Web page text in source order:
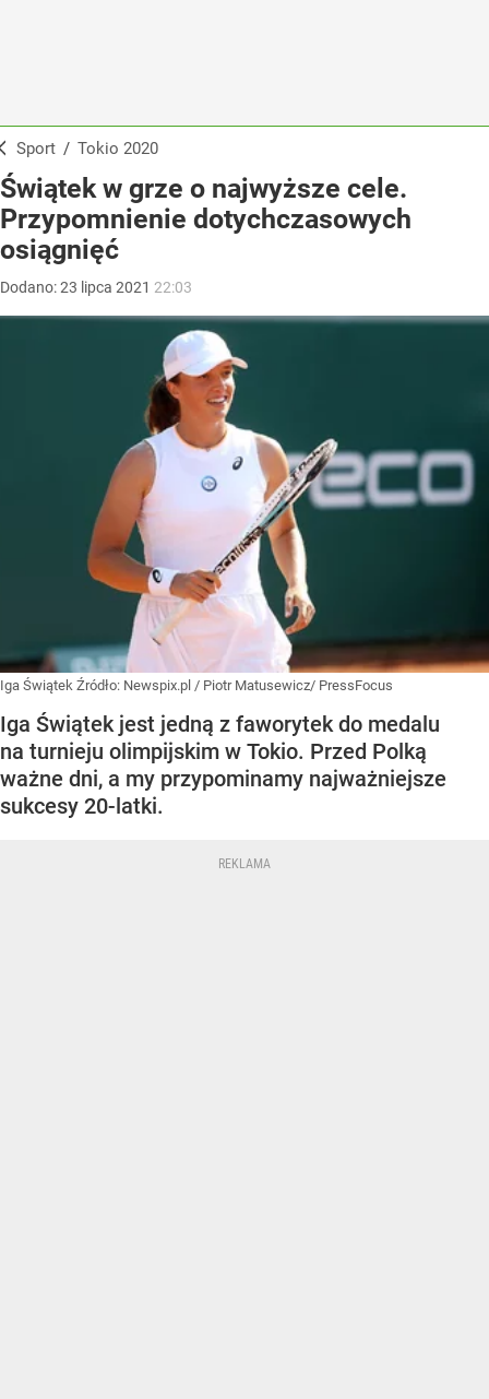
Sport / Tokio 2020
Świątek w grze o najwyższe cele.
Przypomnienie dotychczasowych
osiągnięć
Dodano:23 lipca 2021 22:03
Iga Świątek Źródło: Newspix.pl / Piotr Matusewicz/ PressFocus
Iga Świątek jest jedną z faworytek do medalu
na turnieju olimpijskim w Tokio. Przed Polką
ważne dni, a my przypominamy najważniejsze
sukcesy 20-latki.